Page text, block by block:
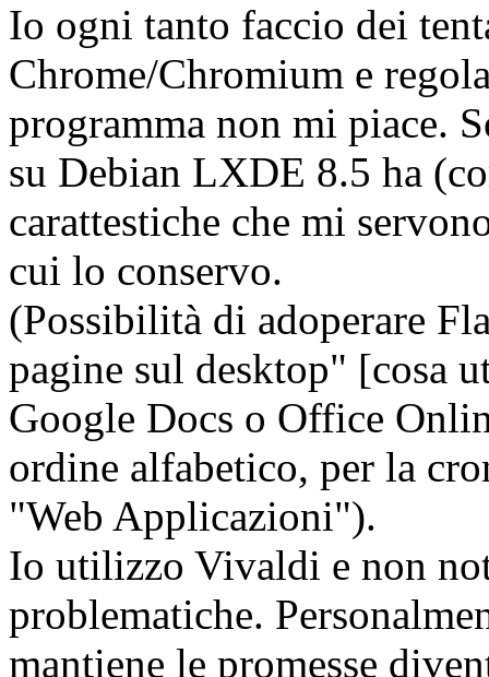
Io ogni tanto faccio dei
Chrome/Chromium e
programma non mi piace.
su Debian LXDE 8.5 ha
carattestiche che mi
cui lo conservo.
(Possibilità di adoperare
pagine sul desktop" [cosa
Google Docs o Office
ordine alfabetico, per la
"Web Applicazioni").
Io utilizzo Vivaldi e non
problematiche.
mantiene le promesse